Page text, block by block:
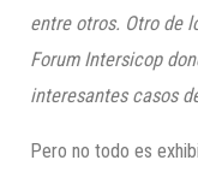
entre otros. Otro de
Forum Intersicop
interesantes casos
Pero no todo es